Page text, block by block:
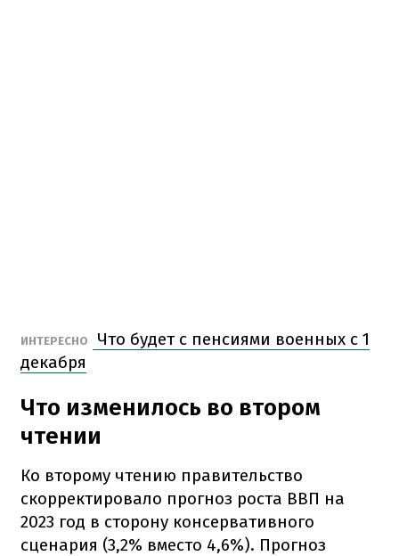
ИНТЕРЕСНО
Что будет с пенсиями военных с 1
декабря
Что изменилось во втором
чтении
Ко второму чтению правительство
скорректировало прогноз роста ВВП на
2023 год в сторону консервативного
сценария (3,2% вместо 4,6%). Прогноз